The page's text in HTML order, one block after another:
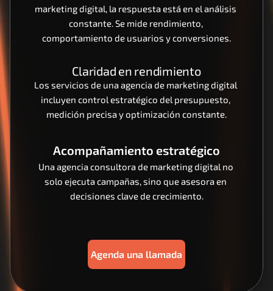
marketing digital, la respuesta está en el análisis
constante. Se mide rendimiento,
comportamiento de usuarios y conversiones.
Claridad en rendimiento
Los servicios de una agencia de marketing digital
incluyen control estratégico del presupuesto,
medición precisa y optimización constante.
Acompañamiento estratégico
Una agencia consultora de marketing digital no
solo ejecuta campañas, sino que asesora en
decisiones clave de crecimiento.
Agenda una llamada